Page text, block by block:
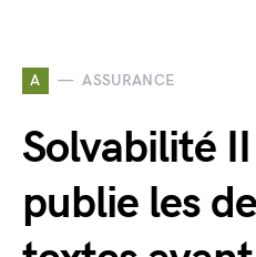
A ASSURANCE
Solvabilité II
publie les